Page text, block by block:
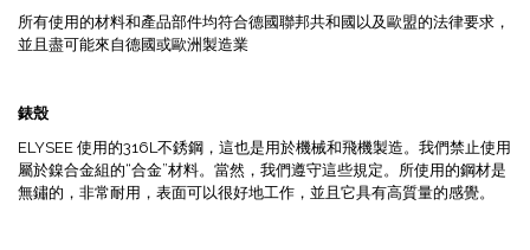
所有使用的材料和產品部件均符合德國聯邦共和國以及歐盟的法律要求，
並且盡可能來自德國或歐洲製造業
錶殼
ELYSEE 使用的316L不銹鋼，這也是用於機械和飛機製造。我們禁止使用
屬於鎳合金組的“合金”材料。當然，我們遵守這些規定。所使用的鋼材是
無鏽的，非常耐用，表面可以很好地工作，並且它具有高質量的感覺。